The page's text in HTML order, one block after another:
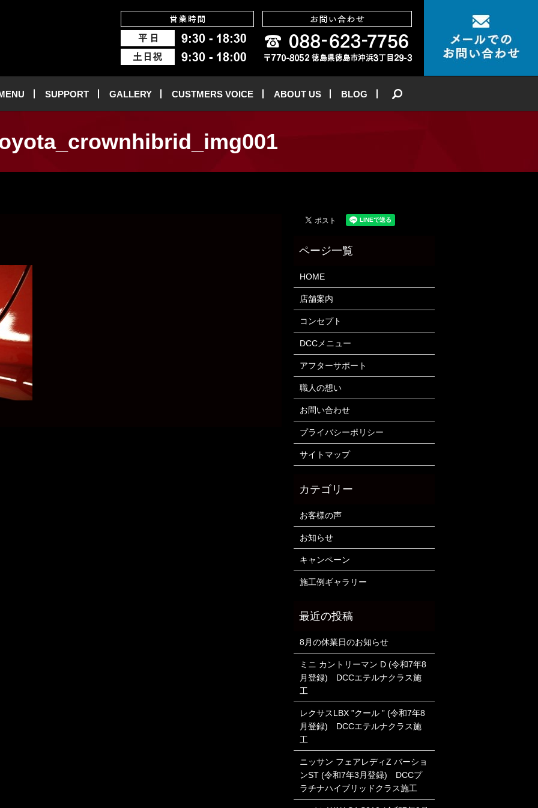
SUPPORT GALLERY CUSTMERS VOICE ABOUT US BLOG
HOME
店舗案内
コンセプト
DCCメニュー
アフターサポート
職人の想い
お問い合わせ
プライバシーポリシー
サイトマップ
お客様の声
お知らせ
キャンペーン
施工例ギャラリー
8月の休業日のお知らせ
ミニ カントリーマン D (令和7年8
月登録) DCCエテルナクラス施
工
レクサスLBX ”クール ” (令和7年8
月登録) DCCエテルナクラス施
工
ニッサン フェアレディZ バーショ
ンST (令和7年3月登録) DCCプ
ラチナハイブリッドクラス施工